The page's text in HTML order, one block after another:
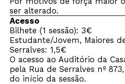
ser alterado.
Acesso
Bilhete (1 sessão): 3€
Estudante/Jovem, Maiores
Serralves: 1,5€
O acesso ao Auditório da
pela Rua de Serralves nº
do início da sessão.